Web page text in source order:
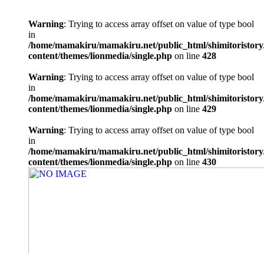
Warning: Trying to access array offset on value of type bool
in
/home/mamakiru/mamakiru.net/public_html/
content/themes/lionmedia/single.php on line 428
Warning: Trying to access array offset on value of type bool
in
/home/mamakiru/mamakiru.net/public_html/
content/themes/lionmedia/single.php on line 429
Warning: Trying to access array offset on value of type bool
in
/home/mamakiru/mamakiru.net/public_html/
content/themes/lionmedia/single.php on line 430